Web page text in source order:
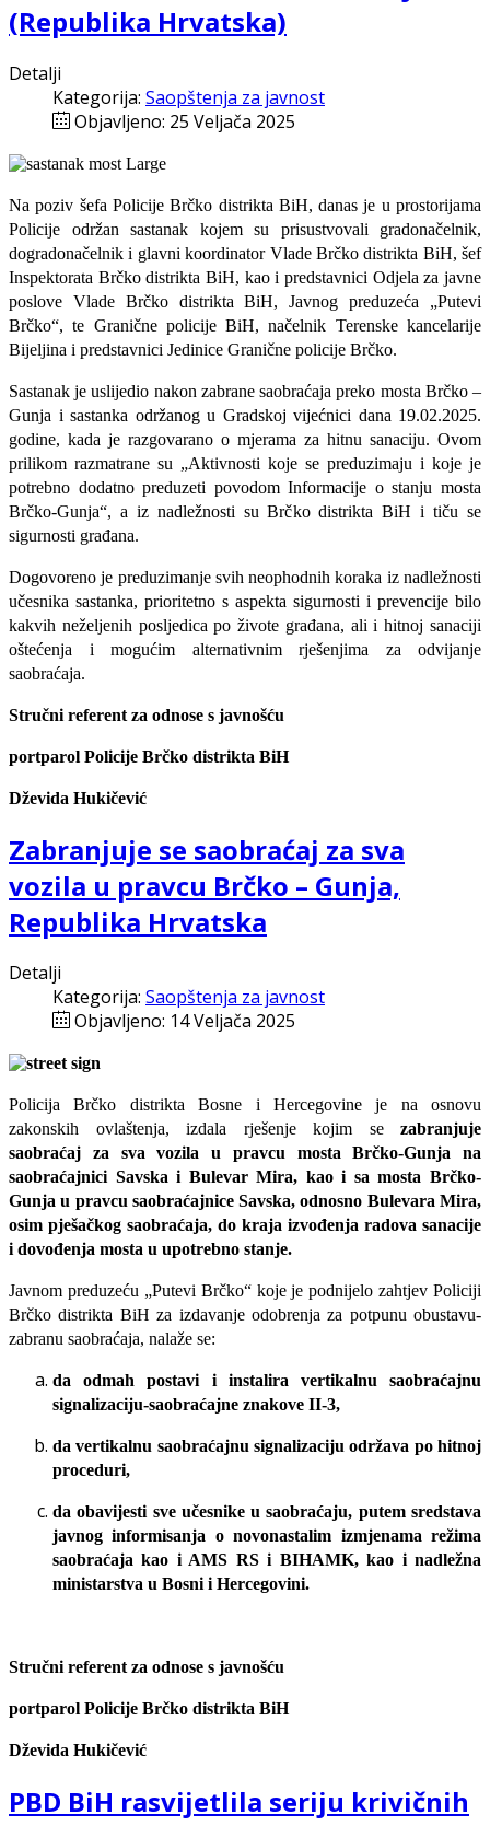
(Republika Hrvatska)
Detalji
Kategorija: Saopštenja za javnost
Objavljeno: 25 Veljača 2025
Na poziv šefa Policije Brčko distrikta BiH, danas je u prostorijama
Policije održan sastanak kojem su prisustvovali gradonačelnik,
dogradonačelnik i glavni koordinator Vlade Brčko distrikta BiH, šef
Inspektorata Brčko distrikta BiH, kao i predstavnici Odjela za javne
poslove Vlade Brčko distrikta BiH, Javnog preduzeća „Putevi
Brčko“, te Granične policije BiH, načelnik Terenske kancelarije
Bijeljina i predstavnici Jedinice Granične policije Brčko.
Sastanak je uslijedio nakon zabrane saobraćaja preko mosta Brčko –
Gunja i sastanka održanog u Gradskoj vijećnici dana 19.02.2025.
godine, kada je razgovarano o mjerama za hitnu sanaciju. Ovom
prilikom razmatrane su „Aktivnosti koje se preduzimaju i koje je
potrebno dodatno preduzeti povodom Informacije o stanju mosta
Brčko-Gunja“, a iz nadležnosti su Brčko distrikta BiH i tiču se
sigurnosti građana.
Dogovoreno je preduzimanje svih neophodnih koraka iz nadležnosti
učesnika sastanka, prioritetno s aspekta sigurnosti i prevencije bilo
kakvih neželjenih posljedica po živote građana, ali i hitnoj sanaciji
oštećenja i mogućim alternativnim rješenjima za odvijanje
saobraćaja.
Stručni referent za odnose s javnošću
portparol Policije Brčko distrikta BiH
Dževida Hukičević
Zabranjuje se saobraćaj za sva
vozila u pravcu Brčko – Gunja,
Republika Hrvatska
Detalji
Kategorija: Saopštenja za javnost
Objavljeno: 14 Veljača 2025
Policija Brčko distrikta Bosne i Hercegovine je na osnovu
zakonskih ovlaštenja, izdala rješenje kojim se zabranjuje
saobraćaj za sva vozila u pravcu mosta Brčko-Gunja na
saobraćajnici Savska i Bulevar Mira, kao i sa mosta Brčko-
Gunja u pravcu saobraćajnice Savska, odnosno Bulevara Mira,
osim pješačkog saobraćaja, do kraja izvođenja radova sanacije
i dovođenja mosta u upotrebno stanje.
Javnom preduzeću „Putevi Brčko“ koje je podnijelo zahtjev Policiji
Brčko distrikta BiH za izdavanje odobrenja za potpunu obustavu-
zabranu saobraćaja, nalaže se:
da odmah postavi i instalira vertikalnu saobraćajnu
signalizaciju-saobraćajne znakove II-3,
da vertikalnu saobraćajnu signalizaciju održava po hitnoj
proceduri,
da obavijesti sve učesnike u saobraćaju, putem sredstava
javnog informisanja o novonastalim izmjenama režima
saobraćaja kao i AMS RS i BIHAMK, kao i nadležna
ministarstva u Bosni i Hercegovini.
Stručni referent za odnose s javnošću
portparol Policije Brčko distrikta BiH
Dževida Hukičević
PBD BiH rasvijetlila seriju krivičnih